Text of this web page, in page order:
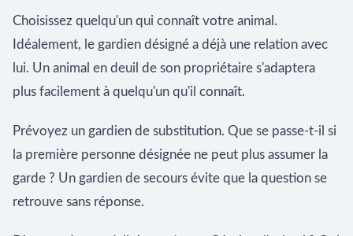
Choisissez quelqu'un qui connaît votre animal.
Idéalement, le gardien désigné a déjà une relation avec
lui. Un animal en deuil de son propriétaire s'adaptera
plus facilement à quelqu'un qu'il connaît.
Prévoyez un gardien de substitution. Que se passe-t-il si
la première personne désignée ne peut plus assumer la
garde ? Un gardien de secours évite que la question se
retrouve sans réponse.